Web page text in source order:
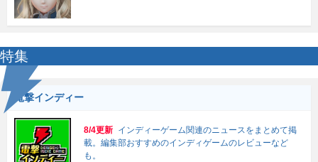
特集
電撃インディー
8/4更新 インディーゲーム関連のニュースをまとめて掲
載。編集部おすすめのインディゲームのレビューなど
も。